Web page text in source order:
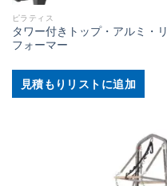
ピラティス
タワー付きトップ・アルミ・リ
フォーマー
見積もりリストに追加